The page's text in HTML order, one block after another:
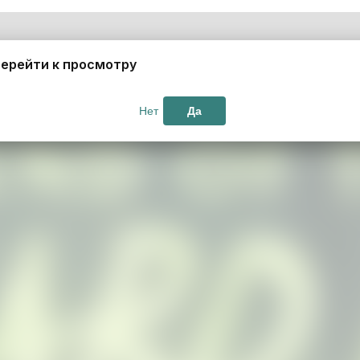
к просмотру
Нет Да